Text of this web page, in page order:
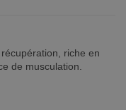
riche en
de musculation.